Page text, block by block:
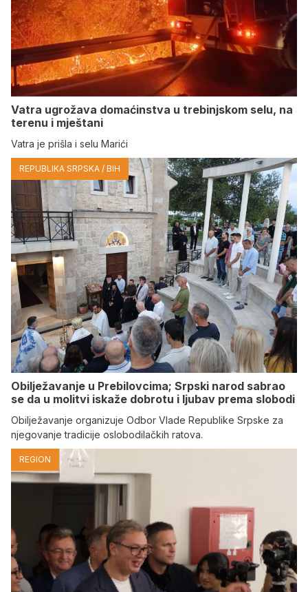
Vatra ugrožava domaćinstva u trebinjskom selu, na
terenu i mještani
Vatra je prišla i selu Marići
REPUBLIKA SRPSKA / BIH
Obilježavanje u Prebilovcima; Srpski narod sabrao
se da u molitvi iskaže dobrotu i ljubav prema slobodi
Obilježavanje organizuje Odbor Vlade Republike Srpske za
njegovanje tradicije oslobodilačkih ratova.
REGION